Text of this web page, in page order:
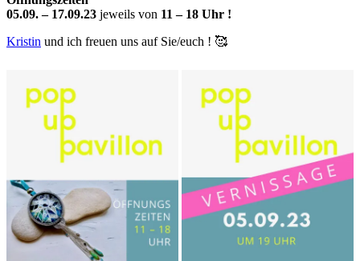
05.09. – 17.09.23 jeweils von 11 – 18 Uhr !
Kristin und ich freuen uns auf Sie/euch ! 🥰